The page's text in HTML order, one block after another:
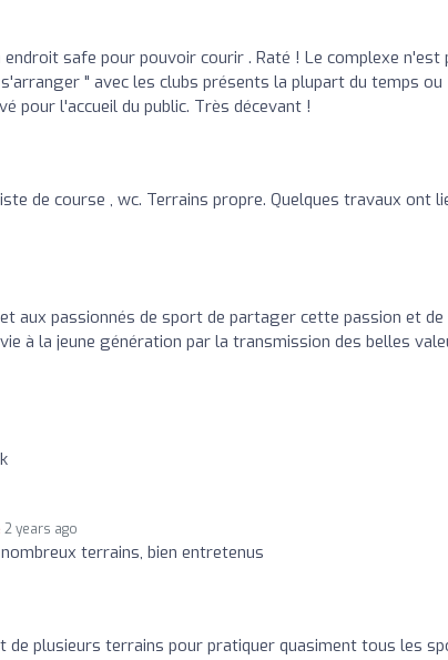
safe pour pouvoir courir . Raté ! Le complexe n'est
" avec les clubs présents la plupart du temps ou
pour l'accueil du public. Très décevant !
de course , wc. Terrains propre. Quelques travaux ont
aux passionnés de sport de partager cette passion et de
à la jeune génération par la transmission des belles
2 years ago
terrains, bien entretenus
de plusieurs terrains pour pratiquer quasiment tous les